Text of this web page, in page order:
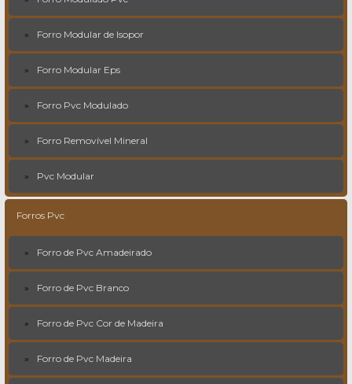
Forro Modular de Isopor
Forro Modular Eps
Forro Pvc Modulado
Forro Removível Mineral
Pvc Modular
Forros Pvc
Forro de Pvc Amadeirado
Forro de Pvc Branco
Forro de Pvc Cor de Madeira
Forro de Pvc Madeira